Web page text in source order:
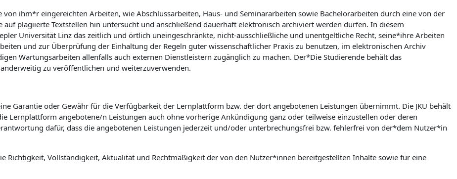
ihm*r eingereichten Arbeiten, wie Abschlussarbeiten, Haus- und Seminararbeiten sowie Bachelorarbeiten durch eine von der
auf plagiierte Textstellen hin untersucht und anschließend dauerhaft elektronisch archiviert werden dürfen. In diesem
Universität Linz das zeitlich und örtlich uneingeschränkte, nicht-ausschließliche und unentgeltliche Recht, seine*ihre Arbeiten
und zur Überprüfung der Einhaltung der Regeln guter wissenschaftlicher Praxis zu benutzen, im elektronischen Archiv
Wartungsarbeiten allenfalls auch externen Dienstleistern zugänglich zu machen. Der*Die Studierende behält das
zu veröffentlichen und weiterzuverwenden.
Garantie oder Gewähr für die Verfügbarkeit der Lernplattform bzw. der dort angebotenen Leistungen übernimmt. Die JKU behält
Lernplattform angebotene/n Leistungen auch ohne vorherige Ankündigung ganz oder teilweise einzustellen oder deren
dafür, dass die angebotenen Leistungen jederzeit und/oder unterbrechungsfrei bzw. fehlerfrei von der*dem Nutzer*in
Richtigkeit, Vollständigkeit, Aktualität und Rechtmäßigkeit der von den Nutzer*innen bereitgestellten Inhalte sowie für eine